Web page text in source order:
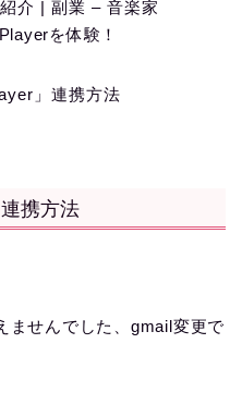
介 | 副業 – 音楽家
を体験！
」連携方法
携方法
ませんでした、gmail変更で